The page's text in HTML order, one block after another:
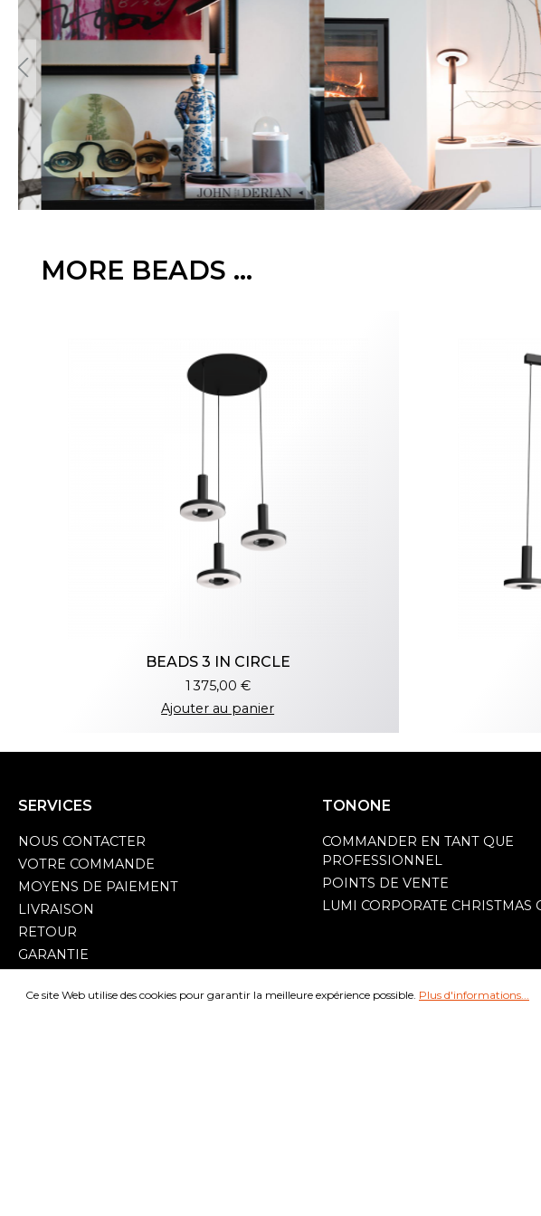
Pour plus
MORE BEADS ...
BEADS 3 IN CIRCLE
1 375,00 €
Ajouter au panier
SERVICES
NOUS CONTACTER
VOTRE COMMANDE
MOYENS DE PAIEMENT
LIVRAISON
RETOUR
GARANTIE
FAQ
TONONE
COMMANDER EN TANT QUE
PROFESSIONNEL
POINTS DE VENTE
LUMI CORPORATE CHRISTMAS
Ce site Web utilise des cookies pour garantir la meilleure expérience possible. Plus d'informations...